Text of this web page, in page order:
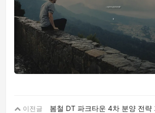
이전글 봄철 DT 파크타운 4차 분양 전략